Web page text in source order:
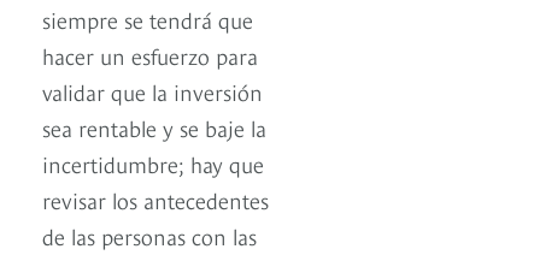
siempre se tendrá que
hacer un esfuerzo para
validar que la inversión
sea rentable y se baje la
incertidumbre; hay que
revisar los antecedentes
de las personas con las